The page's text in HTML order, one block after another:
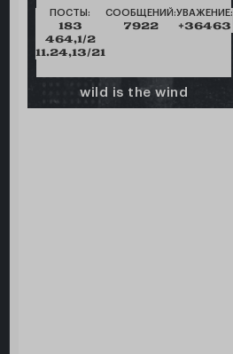
ПОСТЫ:
183
464,1/2
11.24,13/21
СООБЩЕНИЙ:
7922
УВАЖЕНИЕ:
+36463
wild is the wind